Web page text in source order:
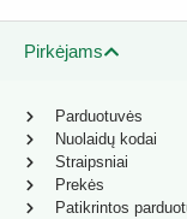
Pirkėjams
Parduotuvės
Nuolaidų kodai
Straipsniai
Prekės
Patikrintos